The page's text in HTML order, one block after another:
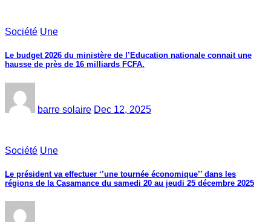
Société Une
Le budget 2026 du ministère de l’Education nationale connait une
hausse de près de 16 milliards FCFA.
barre solaire Dec 12, 2025
Société Une
Le président va effectuer ‘’une tournée économique’’ dans les
régions de la Casamance du samedi 20 au jeudi 25 décembre 2025